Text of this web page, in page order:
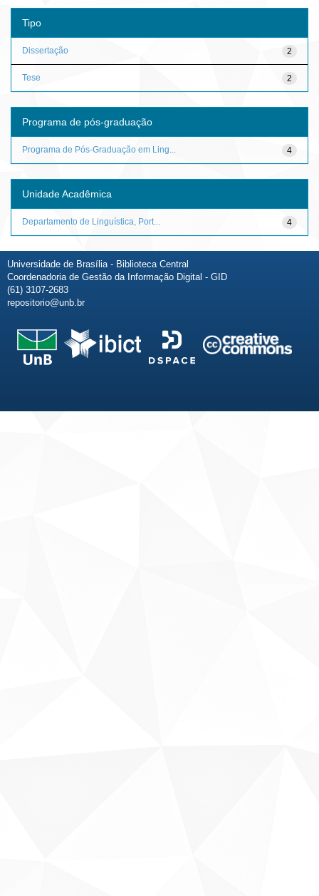
Tipo
2
Dissertação
2
Tese
Programa de pós-graduação
4
Programa de Pós-Graduação em Ling...
Unidade Acadêmica
4
Departamento de Linguística, Port...
Universidade de Brasília - Biblioteca Central
Coordenadoria de Gestão da Informação Digital - GID
(61) 3107-2683
repositorio@unb.br